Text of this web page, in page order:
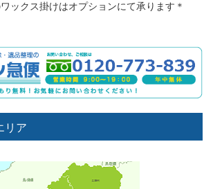
ックス掛けはオプションにて承ります＊
リア